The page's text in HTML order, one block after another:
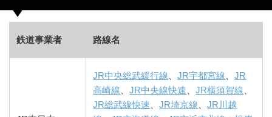
鉄道事業者 路線名
JR中央総武緩行線 、JR宇都宮線 、JR
高崎線 、JR中央線快速 、JR横須賀線
JR総武線快速 、JR埼京線 、JR川越